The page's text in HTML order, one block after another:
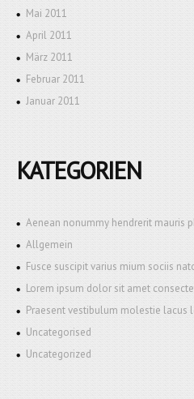
Mai 2011
April 2011
März 2011
Februar 2011
Januar 2011
KATEGORIEN
Aenean nonummy hendrerit mauris
Allgemein
Fusce suscipit varius mium sociis
Lorem ipsum dolor sit amet
Praesent vestibulum molestie lacus
Uncategorised
Uncategorized